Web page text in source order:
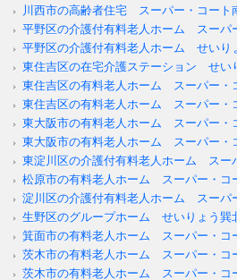
川西市の高齢者住宅 スーパー・コート
平野区の介護付有料老人ホーム スーパ
平野区の介護付有料老人ホーム せいり
東住吉区の在宅介護ステーション せい
東住吉区の有料老人ホーム スーパー・
東住吉区の有料老人ホーム スーパー・
東大阪市の有料老人ホーム スーパー・
東大阪市の有料老人ホーム スーパー・
東淀川区の介護付有料老人ホーム スー
松原市の有料老人ホーム スーパー・コ
淀川区の介護付有料老人ホーム スーパ
生野区のグループホーム せいりょう巽
箕面市の有料老人ホーム スーパー・コ
茨木市の有料老人ホーム スーパー・コ
茨木市の有料老人ホーム スーパー・コ